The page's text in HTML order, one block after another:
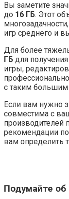
Вы заметите
до 16 ГБ. Этот
игр среднего и
Для более
ГБ для
игры,
с таким
Если вам нужно
совместима с
производителей
рекомендации
вам определить
Подумайте